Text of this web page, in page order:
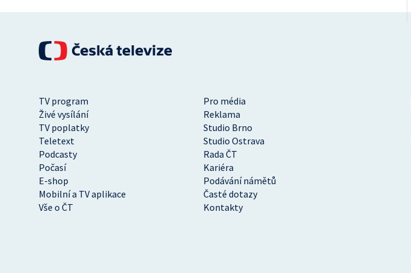
TV program
Pro média
Živé vysílání
Reklama
TV poplatky
Studio Brno
Teletext
Studio Ostrava
Podcasty
Rada ČT
Počasí
Kariéra
E-shop
Podávání námětů
Mobilní a TV aplikace
Časté dotazy
Vše o ČT
Kontakty